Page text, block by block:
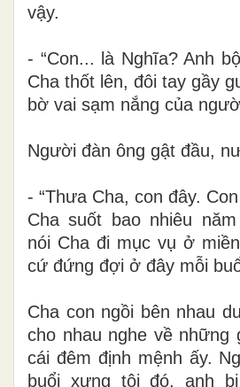
vậy.
- “Con... là Nghĩa? Anh
Cha thốt lên, đôi tay gầy
bờ vai sạm nắng của
Người đàn ông gật đầu,
- “Thưa Cha, con đây.
Cha suốt bao nhiêu
nói Cha đi mục vụ ở
cứ đứng đợi ở đây mỗi
Cha con ngồi bên nhau
cho nhau nghe về những
cái đêm định mệnh ấy.
buổi xưng tội đó, anh